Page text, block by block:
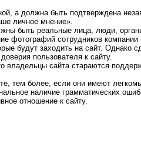
а должна быть подтверждена
личное мнение».
быть реальные лица, люди,
сотрудников компании
будут заходить на сайт. Однако
пользователя к сайту.
владельцы сайта стараются
тем более, если они имеют
наличие грамматических
отношение к сайту.